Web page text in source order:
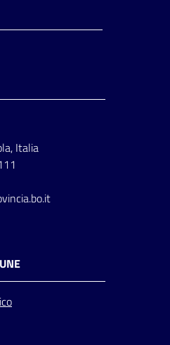
Italia